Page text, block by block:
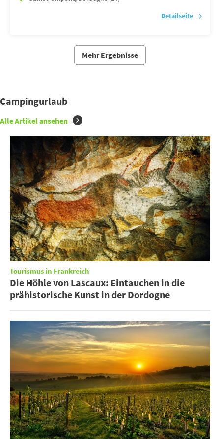
Detailseite
Mehr Ergebnisse
Campingurlaub
Alle Artikel ansehen
Tourismus in Frankreich
Die Höhle von Lascaux: Eintauchen in die
prähistorische Kunst in der Dordogne